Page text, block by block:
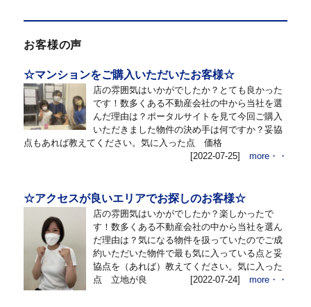
お客様の声
☆マンションをご購入いただいたお客様☆
店の雰囲気はいかがでしたか？とても良かった
です！数多くある不動産会社の中から当社を選
んだ理由は？ポータルサイトを見て今回ご購入
いただきました物件の決め手は何ですか？妥協
点もあれば教えてください。気に入った点 価格
[2022-07-25] more・・
☆アクセスが良いエリアでお探しのお客様☆
店の雰囲気はいかがでしたか？楽しかったで
す！数多くある不動産会社の中から当社を選ん
だ理由は？気になる物件を扱っていたのでご成
約いただいた物件で最も気に入っている点と妥
協点を（あれば）教えてください。気に入った
点 立地が良
[2022-07-24] more・・